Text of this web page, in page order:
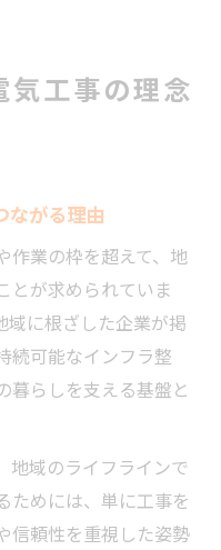
気工事の理念
ながる理由
作業の枠を超えて、地
とが求められていま
域に根ざした企業が掲
続可能なインフラ整
暮らしを支える基盤と
地域のライフラインで
ためには、単に工事を
信頼性を重視した姿勢